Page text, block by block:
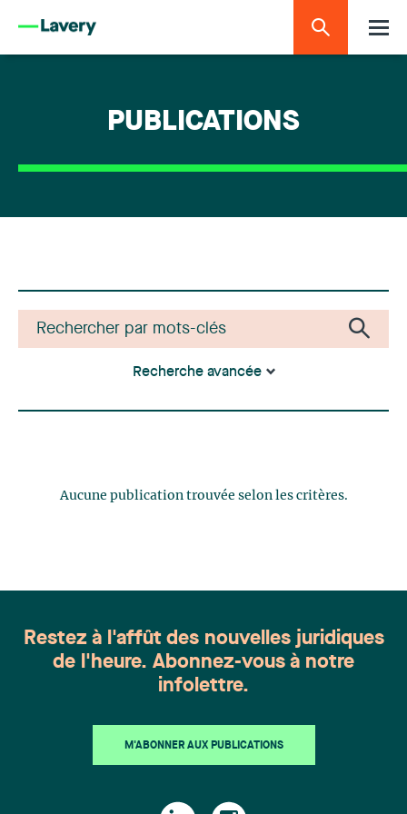
PUBLICATIONS
Recherche avancée
Aucune publication trouvée selon les critères.
Restez à l'affût des nouvelles juridiques
de l'heure. Abonnez-vous à notre
infolettre.
M'ABONNER AUX PUBLICATIONS